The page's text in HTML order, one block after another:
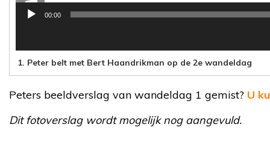
00:00
1. Peter belt met Bert Haandrikman op de 2e wandeldag
Peters beeldverslag van wandeldag 1 gemist? U
Dit fotoverslag wordt mogelijk nog aangevuld.